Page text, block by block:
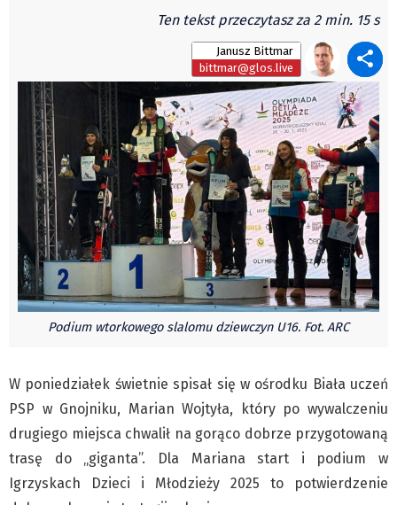
Zdaniem...
Pre-teksty i kon-teksty Łęckiego
Na posiónku pisane Milerskiego (archiwum)
Na granicy Księstwa Drobika (archiwum)
Podróże małe i duże Skałki
Historia
Podróże
Wywiady
Rodziny wielodzietne
Młodzi
Przedszkola
Szkoły podstawowe
Szkoły średnie
Studia
Ten tekst przeczytasz za 2 min. 15 s
Janusz Bittmar
bittmar@glos.live
Podium wtorkowego slalomu dziewczyn U16. Fot. ARC
W poniedziałek świetnie spisał się w ośrodku Biała uczeń
PSP w Gnojniku, Marian Wojtyła, który po wywalczeniu
drugiego miejsca chwalił na gorąco dobrze przygotowaną
trasę do „giganta”. Dla Mariana start i podium w
Igrzyskach Dzieci i Młodzieży 2025 to potwierdzenie